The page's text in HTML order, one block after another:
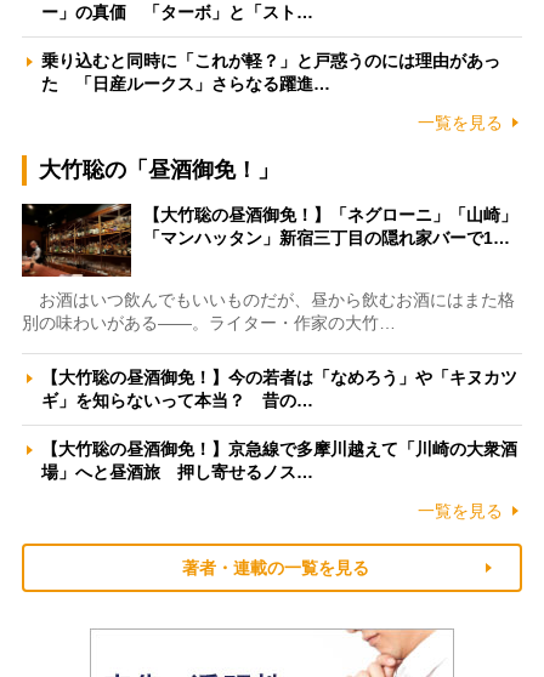
ー」の真価 「ターボ」と「スト…
乗り込むと同時に「これが軽？」と戸惑うのには理由があっ
た 「日産ルークス」さらなる躍進…
一覧を見る
大竹聡の「昼酒御免！」
【大竹聡の昼酒御免！】「ネグローニ」「山崎」
「マンハッタン」新宿三丁目の隠れ家バーで1…
お酒はいつ飲んでもいいものだが、昼から飲むお酒にはまた格
別の味わいがある――。ライター・作家の大竹…
【大竹聡の昼酒御免！】今の若者は「なめろう」や「キヌカツ
ギ」を知らないって本当？ 昔の…
【大竹聡の昼酒御免！】京急線で多摩川越えて「川崎の大衆酒
場」へと昼酒旅 押し寄せるノス…
一覧を見る
著者・連載の一覧を見る